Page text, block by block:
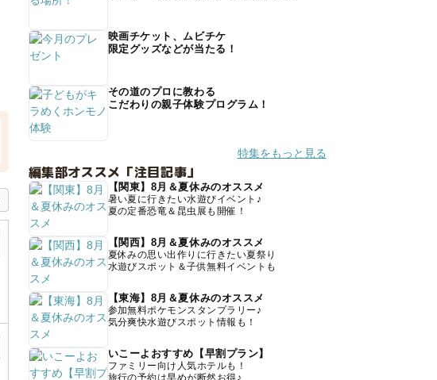
映画チケット、ムビチケ
限定グッズなどが当たる！
その道のプロに教わる
こだわりの親子体験プログラム！
特集をもっと見る
編集部オススメ「注目記事」
【関東】8月＆夏休みのオススメ
暑い夏に行きたい水遊びイベント♪
夏の定番恐竜＆昆虫展も開催！
【関西】8月＆夏休みのオススメ
夏休みの思い出作りに行きたい夏祭り
水遊びスポット＆子供無料イベントも
【東海】8月＆夏休みのオススメ
参加無料ポケモンスタンプラリー♪
気分爽快水遊びスポット情報も！
いこーよおすすめ【早割プラン】
ファミリー向け人気ホテルも！
旅行の予約は早めが断然お得♪